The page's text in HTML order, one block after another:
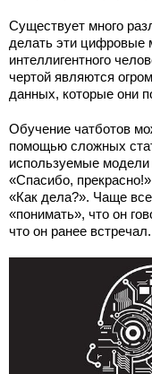
Существует много
делать эти
интеллигентного
чертой являются
данных, которые они
Обучение чатботов
помощью сложных
используемые
«Спасибо,
«Как дела?». Чаще
«понимать», что он
что он ранее встречал.